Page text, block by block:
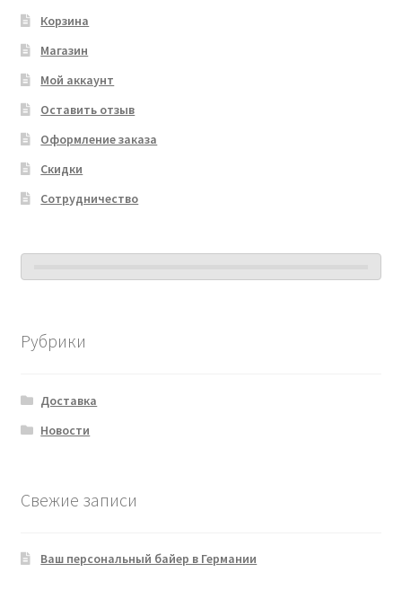
Корзина
Магазин
Мой аккаунт
Оставить отзыв
Оформление заказа
Скидки
Сотрудничество
Рубрики
Доставка
Новости
Свежие записи
Ваш персональный байер в Германии